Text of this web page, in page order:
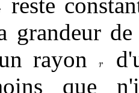
reste
grandeur
rayon
que